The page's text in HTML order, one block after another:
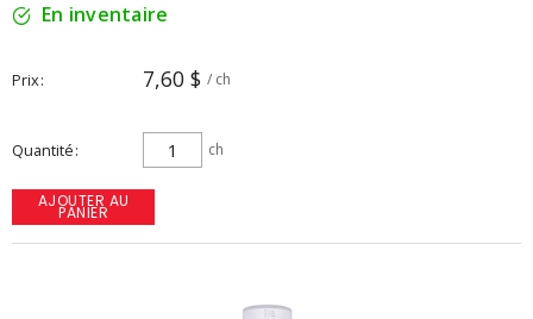
En inventaire
Prix 7,60 $ / ch
Quantité ch
AJOUTER AU
PANIER